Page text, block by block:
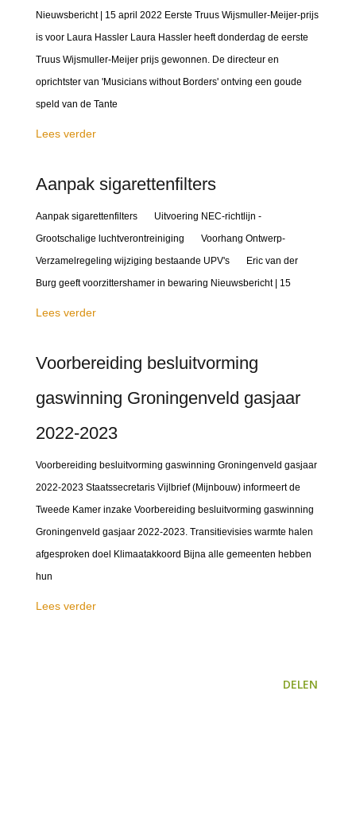
Nieuwsbericht | 15 april 2022 Eerste Truus Wijsmuller-Meijer-prijs
is voor Laura Hassler Laura Hassler heeft donderdag de eerste
Truus Wijsmuller-Meijer prijs gewonnen. De directeur en
oprichtster van 'Musicians without Borders' ontving een goude
speld van de Tante
Lees verder
Aanpak sigarettenfilters
Aanpak sigarettenfilters Uitvoering NEC-richtlijn -
Grootschalige luchtverontreiniging Voorhang Ontwerp-
Verzamelregeling wijziging bestaande UPV's Eric van der
Burg geeft voorzittershamer in bewaring Nieuwsbericht | 15
Lees verder
Voorbereiding besluitvorming
gaswinning Groningenveld gasjaar
2022-2023
Voorbereiding besluitvorming gaswinning Groningenveld gasjaar
2022-2023 Staatssecretaris Vijlbrief (Mijnbouw) informeert de
Tweede Kamer inzake Voorbereiding besluitvorming gaswinning
Groningenveld gasjaar 2022-2023. Transitievisies warmte halen
afgesproken doel Klimaatakkoord Bijna alle gemeenten hebben
hun
Lees verder
DELEN